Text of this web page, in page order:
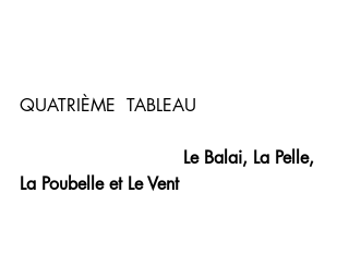
QUATRIÈME  TABLEAU
Le Balai, La Pelle,
La Poubelle et Le Vent